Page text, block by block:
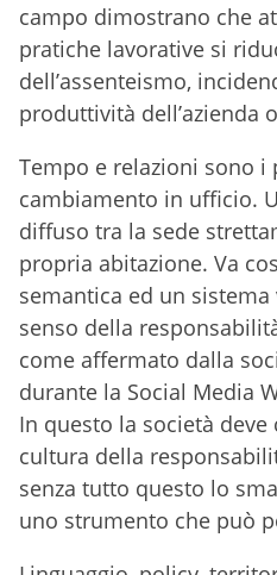
campo dimostrano che
pratiche lavorative si
dell’assenteismo,
produttività dell’azienda
Tempo e relazioni sono
cambiamento in ufficio.
diffuso tra la sede
propria abitazione. Va
semantica ed un
senso della
come affermato dalla
durante la Social Media
In questo la società deve
cultura della
senza tutto questo lo
uno strumento che può